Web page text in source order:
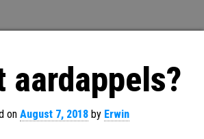
aardappels?
on August 7, 2018by Erwin